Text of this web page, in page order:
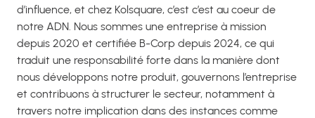
d’influence, et chez Kolsquare, c’est c’est au coeur de
notre ADN. Nous sommes une entreprise à mission
depuis 2020 et certifiée B-Corp depuis 2024, ce qui
traduit une responsabilité forte dans la manière dont
nous développons notre produit, gouvernons l’entreprise
et contribuons à structurer le secteur, notamment à
travers notre implication dans des instances comme